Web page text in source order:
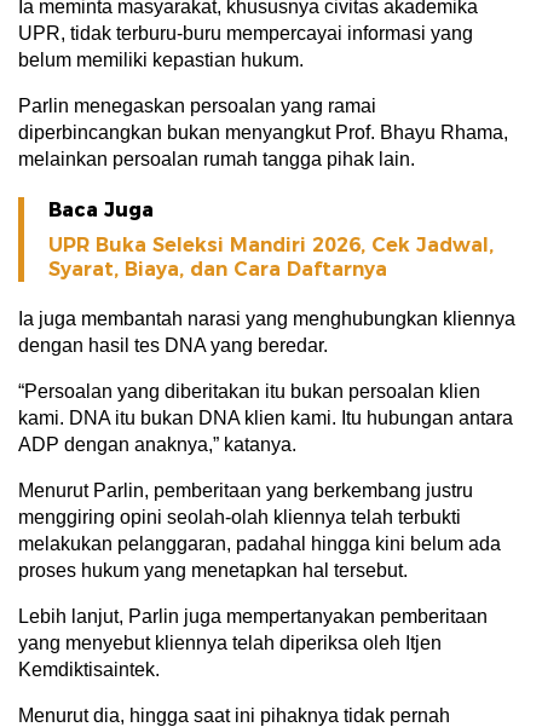
Ia meminta masyarakat, khususnya civitas akademika
UPR, tidak terburu-buru mempercayai informasi yang
belum memiliki kepastian hukum.
Parlin menegaskan persoalan yang ramai
diperbincangkan bukan menyangkut Prof. Bhayu Rhama,
melainkan persoalan rumah tangga pihak lain.
Baca Juga
UPR Buka Seleksi Mandiri 2026, Cek Jadwal,
Syarat, Biaya, dan Cara Daftarnya
Ia juga membantah narasi yang menghubungkan kliennya
dengan hasil tes DNA yang beredar.
“Persoalan yang diberitakan itu bukan persoalan klien
kami. DNA itu bukan DNA klien kami. Itu hubungan antara
ADP dengan anaknya,” katanya.
Menurut Parlin, pemberitaan yang berkembang justru
menggiring opini seolah-olah kliennya telah terbukti
melakukan pelanggaran, padahal hingga kini belum ada
proses hukum yang menetapkan hal tersebut.
Lebih lanjut, Parlin juga mempertanyakan pemberitaan
yang menyebut kliennya telah diperiksa oleh Itjen
Kemdiktisaintek.
Menurut dia, hingga saat ini pihaknya tidak pernah